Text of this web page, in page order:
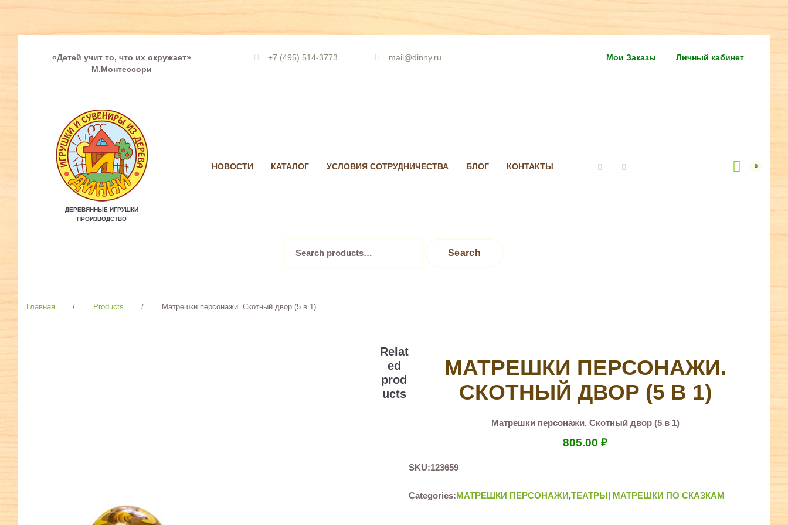
to
«Детей учит то, что их окружает»
М.Монтессори
+7 (495) 514-3773 mail@dinny.ru Мои Заказы Личный кабинет
ДЕРЕВЯННЫЕ ИГРУШКИ
ПРОИЗВОДСТВО
НОВОСТИ КАТАЛОГ УСЛОВИЯ СОТРУДНИЧЕСТВА БЛОГ КОНТАКТЫ 0
for:
Search
Главная / Products / Матрешки персонажи. Скотный двор (5 в 1)
МАТРЕШКИ ПЕРСОНАЖИ.
СКОТНЫЙ ДВОР (5 В 1)
Матрешки персонажи. Скотный двор (5 в 1)
805.00₽
SKU:123659
Categories:МАТРЕШКИ ПЕРСОНАЖИ,ТЕАТРЫ| МАТРЕШКИ ПО СКАЗКАМ
Relat
ed
prod
ucts